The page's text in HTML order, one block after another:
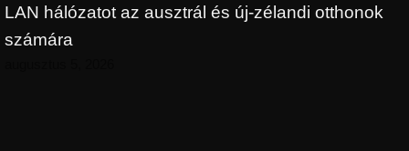
LAN hálózatot az ausztrál és új-zélandi otthonok
számára